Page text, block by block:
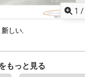
1 /
新しい,
もっと見る